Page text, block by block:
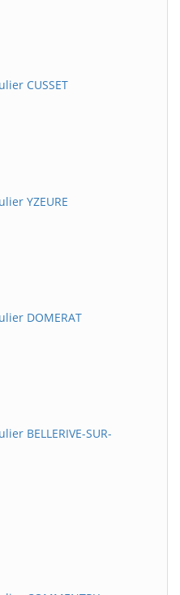
CUSSET
YZEURE
DOMERAT
BELLERIVE-SUR-